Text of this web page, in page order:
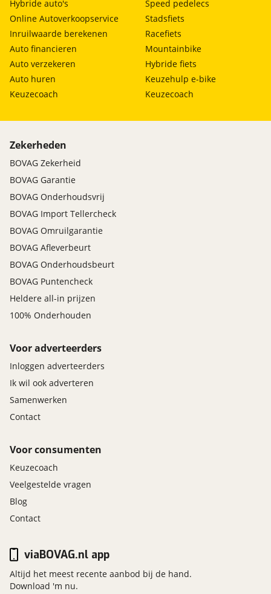
Hybride auto's
Online Autoverkoopservice
Inruilwaarde berekenen
Auto financieren
Auto verzekeren
Auto huren
Keuzecoach
Speed pedelecs
Stadsfiets
Racefiets
Mountainbike
Hybride fiets
Keuzehulp e-bike
Keuzecoach
Zekerheden
BOVAG Zekerheid
BOVAG Garantie
BOVAG Onderhoudsvrij
BOVAG Import Tellercheck
BOVAG Omruilgarantie
BOVAG Afleverbeurt
BOVAG Onderhoudsbeurt
BOVAG Puntencheck
Heldere all-in prijzen
100% Onderhouden
Voor adverteerders
Inloggen adverteerders
Ik wil ook adverteren
Samenwerken
Contact
Voor consumenten
Keuzecoach
Veelgestelde vragen
Blog
Contact
viaBOVAG.nl app
Altijd het meest recente aanbod bij de hand.
Download 'm nu.